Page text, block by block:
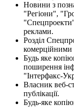
Новини з
"Регіони",
реклами.
Розділ
комерційними
Будь яке
поширення
"Інтерфакс-
Власник веб-
публікації.
Будь-яке